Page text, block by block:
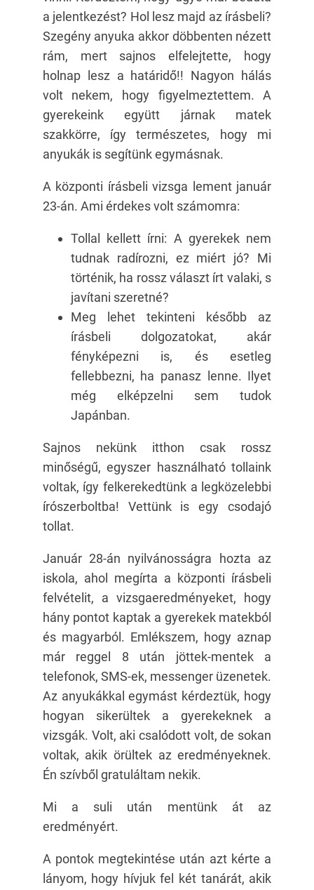
a jelentkezést? Hol lesz majd az írásbeli?
Szegény anyuka akkor döbbenten nézett
rám, mert sajnos elfelejtette, hogy
holnap lesz a határidő!! Nagyon hálás
volt nekem, hogy figyelmeztettem. A
gyerekeink együtt járnak matek
szakkörre, így természetes, hogy mi
anyukák is segítünk egymásnak.
A központi írásbeli vizsga lement január
23-án. Ami érdekes volt számomra:
Tollal kellett írni: A gyerekek nem
tudnak radírozni, ez miért jó? Mi
történik, ha rossz választ írt valaki, s
javítani szeretné?
Meg lehet tekinteni később az
írásbeli dolgozatokat, akár
fényképezni is, és esetleg
fellebbezni, ha panasz lenne. Ilyet
még elképzelni sem tudok
Japánban.
Sajnos nekünk itthon csak rossz
minőségű, egyszer használható tollaink
voltak, így felkerekedtünk a legközelebbi
írószerboltba! Vettünk is egy csodajó
tollat.
Január 28-án nyilvánosságra hozta az
iskola, ahol megírta a központi írásbeli
felvételit, a vizsgaeredményeket, hogy
hány pontot kaptak a gyerekek matekból
és magyarból. Emlékszem, hogy aznap
már reggel 8 után jöttek-mentek a
telefonok, SMS-ek, messenger üzenetek.
Az anyukákkal egymást kérdeztük, hogy
hogyan sikerültek a gyerekeknek a
vizsgák. Volt, aki csalódott volt, de sokan
voltak, akik örültek az eredményeknek.
Én szívből gratuláltam nekik.
Mi a suli után mentünk át az
eredményért.
A pontok megtekintése után azt kérte a
lányom, hogy hívjuk fel két tanárát, akik